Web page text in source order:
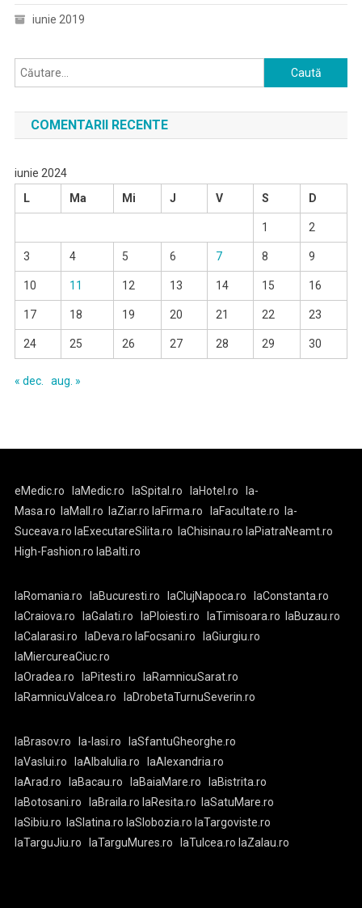
iunie 2019
Caută
după:
COMENTARII RECENTE
iunie 2024
L
Ma Mi J V S D
1 2
3 4 5 6 7 8 9
10 11 12 13 14 15 16
17 18 19 20 21 22 23
24 25 26 27 28 29 30
« dec. aug. »
eMedic.ro laMedic.ro laSpital.ro laHotel.ro
la-
Masa.ro
laMall.ro laZiar.ro laFirma.ro laFacultate.ro
la-
Suceava.ro laExecutareSilita.ro laChisinau.ro laPiatraNeamt.ro
High-Fashion.ro laBalti.ro
laRomania.ro laBucuresti.ro laClujNapoca.ro
laConstanta.ro
laCraiova.ro
laGalati.ro laPloiesti.ro laTimisoara.ro
laBuzau.ro
laCalarasi.ro
laDeva.ro laFocsani.ro
laGiurgiu.ro
laMiercureaCiuc.ro
laOradea.ro
laPitesti.ro
laRamnicuSarat.ro
laRamnicuValcea.ro
laDrobetaTurnuSeverin.ro
laBrasov.ro la-Iasi.ro
laSfantuGheorghe.ro
laVaslui.ro
laAlbaIulia.ro
laAlexandria.ro
laArad.ro
laBacau.ro laBaiaMare.ro
laBistrita.ro
laBotosani.ro
laBraila.ro laResita.ro
laSatuMare.ro
laSibiu.ro
laSlatina.ro laSlobozia.ro laTargoviste.ro
laTarguJiu.ro
laTarguMures.ro laTulcea.ro laZalau.ro